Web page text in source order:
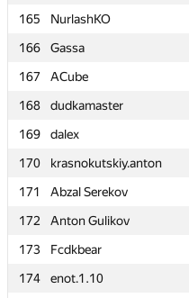
165
NurlashKO
166
Gassa
167
ACube
168
dudkamaster
169
dalex
170
krasnokutskiy.anton
171
Abzal Serekov
172
Anton Gulikov
173
Fcdkbear
174
enot.1.10
165
NurlashKO
166
Gassa
167
ACube
168
dudkamaster
169
dalex
170
krasnokutskiy.anton
171
Abzal Serekov
172
Anton Gulikov
173
Fcdkbear
174
enot.1.10